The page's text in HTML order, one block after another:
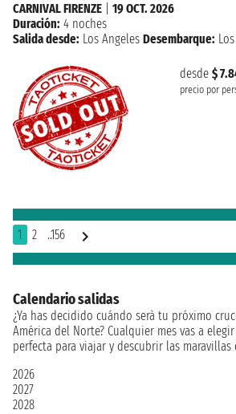
desde $
precio por
CARNIVAL FIRENZE
19 OCT. 2026
Duración: 4 noches
Salida desde: Los Angeles Desembarque:
1 2 ..156
Calendario salidas
¿Ya has decidido cuándo serà tu próximo
América del Norte? Cualquier mes vas a
perfecta para viajar y descubrir las
2026
2027
2028